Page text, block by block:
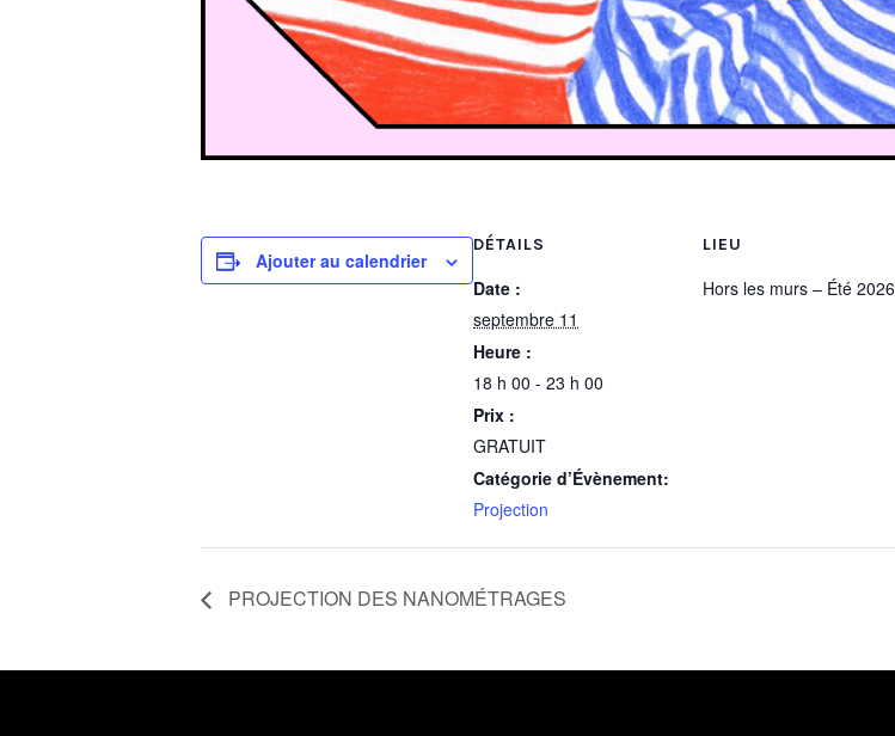
Ajouter au calendrier
DÉTAILS
Date :
septembre 11
Heure :
18 h 00 - 23 h 00
Prix :
GRATUIT
Catégorie d’Évènement:
Projection
LIEU
Hors les murs – Été 2026
PROJECTION DES NANOMÉTRAGES